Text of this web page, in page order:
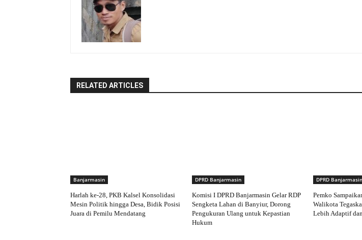
RELATED ARTICLES
Banjarmasin
Harlah ke-28, PKB Kalsel Konsolidasi
Mesin Politik hingga Desa, Bidik Posisi
Juara di Pemilu Mendatang
DPRD Banjarmasin
Komisi I DPRD Banjarmasin Gelar RDP
Sengketa Lahan di Banyiur, Dorong
Pengukuran Ulang untuk Kepastian
Hukum
DPRD Banjarmasin
Pemko
Walikota
Lebih Adaptif